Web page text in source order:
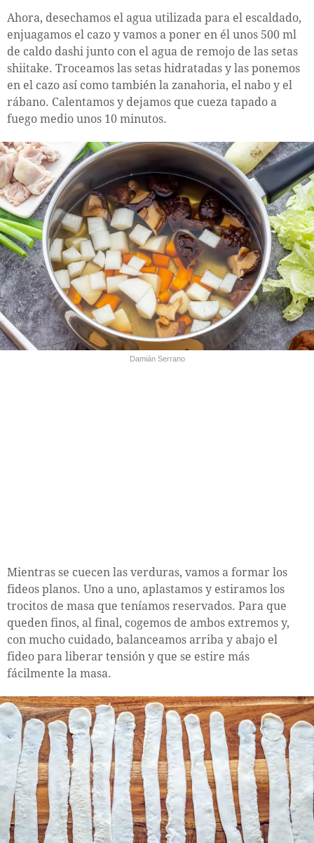
Ahora, desechamos el agua utilizada para el escaldado,
enjuagamos el cazo y vamos a poner en él unos 500 ml
de caldo dashi junto con el agua de remojo de las setas
shiitake. Troceamos las setas hidratadas y las ponemos
en el cazo así como también la zanahoria, el nabo y el
rábano. Calentamos y dejamos que cueza tapado a
fuego medio unos 10 minutos.
Damián Serrano
Mientras se cuecen las verduras, vamos a formar los
fideos planos. Uno a uno, aplastamos y estiramos los
trocitos de masa que teníamos reservados. Para que
queden finos, al final, cogemos de ambos extremos y,
con mucho cuidado, balanceamos arriba y abajo el
fideo para liberar tensión y que se estire más
fácilmente la masa.